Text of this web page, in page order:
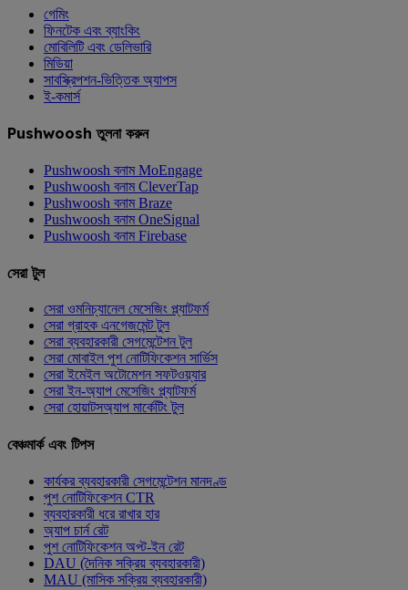
গেমিং
ফিনটেক এবং ব্যাংকিং
মোবিলিটি এবং ডেলিভারি
মিডিয়া
সাবস্ক্রিপশন-ভিত্তিক অ্যাপস
ই-কমার্স
Pushwoosh তুলনা করুন
Pushwoosh বনাম MoEngage
Pushwoosh বনাম CleverTap
Pushwoosh বনাম Braze
Pushwoosh বনাম OneSignal
Pushwoosh বনাম Firebase
সেরা টুল
সেরা ওমনিচ্যানেল মেসেজিং প্ল্যাটফর্ম
সেরা গ্রাহক এনগেজমেন্ট টুল
সেরা ব্যবহারকারী সেগমেন্টেশন টুল
সেরা মোবাইল পুশ নোটিফিকেশন সার্ভিস
সেরা ইমেইল অটোমেশন সফটওয়্যার
সেরা ইন-অ্যাপ মেসেজিং প্ল্যাটফর্ম
সেরা হোয়াটসঅ্যাপ মার্কেটিং টুল
বেঞ্চমার্ক এবং টিপস
কার্যকর ব্যবহারকারী সেগমেন্টেশন মানদণ্ড
পুশ নোটিফিকেশন CTR
ব্যবহারকারী ধরে রাখার হার
অ্যাপ চার্ন রেট
পুশ নোটিফিকেশন অপ্ট-ইন রেট
DAU (দৈনিক সক্রিয় ব্যবহারকারী)
MAU (মাসিক সক্রিয় ব্যবহারকারী)